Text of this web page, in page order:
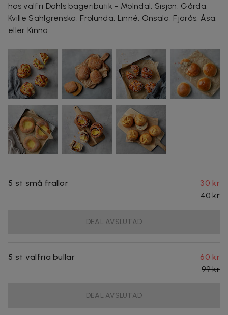
hos valfri Dahls bageributik - Mölndal, Sisjön, Gårda,
Kville Sahlgrenska, Frölunda, Linné, Onsala, Fjärås, Åsa,
eller Kinna.
5 st små frallor
30 kr
40 kr
DEAL AVSLUTAD
5 st valfria bullar
60 kr
99 kr
DEAL AVSLUTAD